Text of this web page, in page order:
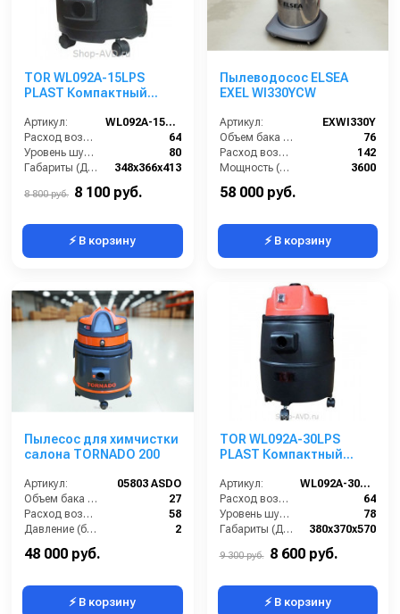
TOR WL092A-15LPS
PLAST Компактный
работы с
электроинструментом
Артикул:
WL092A-15LPS PLAST
Расход воздуха (л/сек):
64
Уровень шума (дБ(А)):
80
Габариты (ДхШхВ):
348х366х413
8 800 руб. 8 100 руб.
⚡ В корзину
Пылеводосос ELSEA
EXEL WI330YCW
Артикул:
EXWI330Y
Объем бака (л):
76
Расход воздуха (л/сек):
142
Мощность (Вт):
3600
Напряжение (В):
58 000 руб.
⚡ В корзину
Пылесос для химчистки
салона TORNADO 200
Артикул:
05803 ASDO
Объем бака (л):
27
Расход воздуха (л/сек):
58
Давление (бар):
2
48 000 руб.
⚡ В корзину
TOR WL092A-30LPS
PLAST Компактный
работы с
электроинструментом
Артикул:
WL092A-30LPS PLAST
Расход воздуха (л/сек):
64
Уровень шума (дБ(А)):
78
Габариты (ДхШхВ):
380х370х570
9 300 руб. 8 600 руб.
⚡ В корзину